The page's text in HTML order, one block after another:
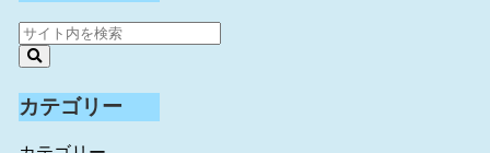
カテゴリー